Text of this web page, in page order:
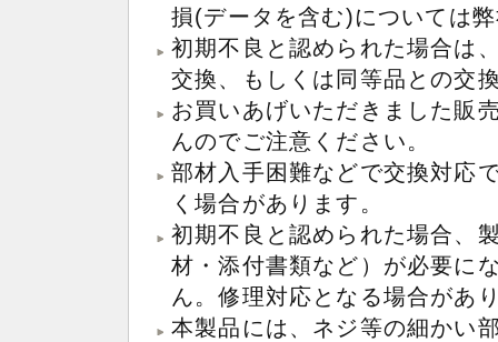
損(データを含む)については
初期不良と認められた場合は
交換、もしくは同等品との交
お買いあげいただきました販
んのでご注意ください。
部材入手困難などで交換対応
く場合があります。
初期不良と認められた場合、
材・添付書類など）が必要に
ん。修理対応となる場合があ
本製品には、ネジ等の細かい